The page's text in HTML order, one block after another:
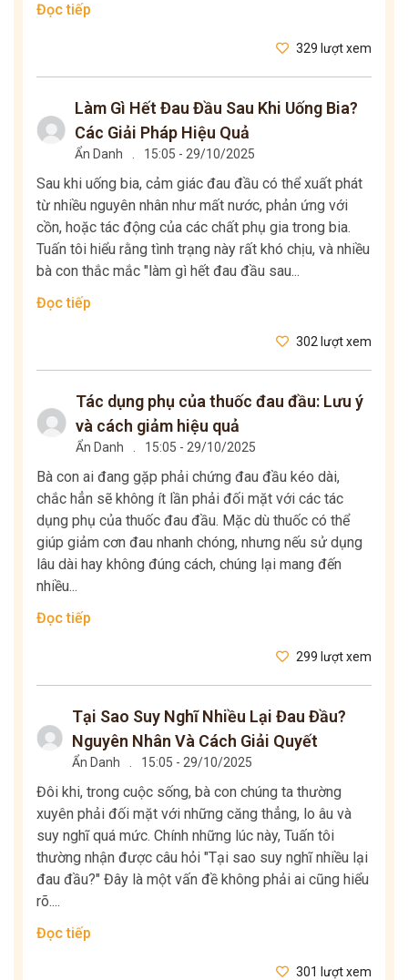
Đọc tiếp
329 lượt xem
Làm Gì Hết Đau Đầu Sau Khi Uống Bia?
Các Giải Pháp Hiệu Quả
Ẩn Danh 15:05 - 29/10/2025
Sau khi uống bia, cảm giác đau đầu có thể xuất phát
từ nhiều nguyên nhân như mất nước, phản ứng với
cồn, hoặc tác động của các chất phụ gia trong bia.
Tuấn tôi hiểu rằng tình trạng này rất khó chịu, và nhiều
bà con thắc mắc "làm gì hết đau đầu sau...
Đọc tiếp
302 lượt xem
Tác dụng phụ của thuốc đau đầu: Lưu ý
và cách giảm hiệu quả
Ẩn Danh 15:05 - 29/10/2025
Bà con ai đang gặp phải chứng đau đầu kéo dài,
chắc hẳn sẽ không ít lần phải đối mặt với các tác
dụng phụ của thuốc đau đầu. Mặc dù thuốc có thể
giúp giảm cơn đau nhanh chóng, nhưng nếu sử dụng
lâu dài hay không đúng cách, chúng lại mang đến
nhiều...
Đọc tiếp
299 lượt xem
Tại Sao Suy Nghĩ Nhiều Lại Đau Đầu?
Nguyên Nhân Và Cách Giải Quyết
Ẩn Danh 15:05 - 29/10/2025
Đôi khi, trong cuộc sống, bà con chúng ta thường
xuyên phải đối mặt với những căng thẳng, lo âu và
suy nghĩ quá mức. Chính những lúc này, Tuấn tôi
thường nhận được câu hỏi "Tại sao suy nghĩ nhiều lại
đau đầu?" Đây là một vấn đề không phải ai cũng hiểu
rõ....
Đọc tiếp
301 lượt xem